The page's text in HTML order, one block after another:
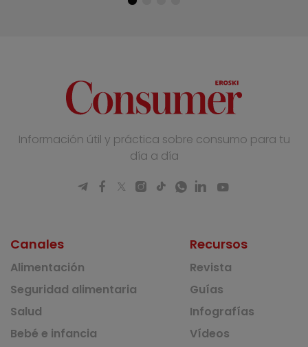
Información útil y práctica sobre consumo para tu
día a día
Canales
Alimentación
Seguridad alimentaria
Salud
Bebé e infancia
Recursos
Revista
Guías
Infografías
Vídeos